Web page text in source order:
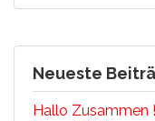
Neueste
Hallo Zusammen